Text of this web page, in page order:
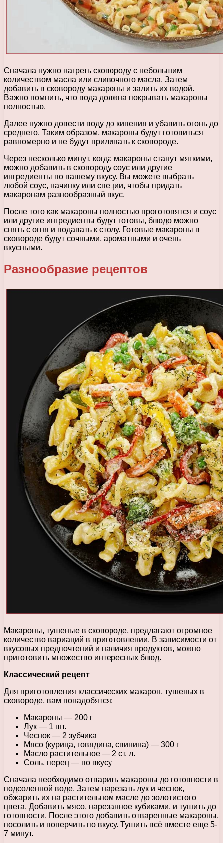
Сначала нужно нагреть сковороду с небольшим
количеством масла или сливочного масла. Затем
добавить в сковороду макароны и залить их водой.
Важно помнить, что вода должна покрывать макароны
полностью.
Далее нужно довести воду до кипения и убавить огонь до
среднего. Таким образом, макароны будут готовиться
равномерно и не будут прилипать к сковороде.
Через несколько минут, когда макароны станут мягкими,
можно добавить в сковороду соус или другие
ингредиенты по вашему вкусу. Вы можете выбрать
любой соус, начинку или специи, чтобы придать
макаронам разнообразный вкус.
После того как макароны полностью проготовятся и соус
или другие ингредиенты будут готовы, блюдо можно
снять с огня и подавать к столу. Готовые макароны в
сковороде будут сочными, ароматными и очень
вкусными.
Разнообразие рецептов
Макароны, тушеные в сковороде, предлагают огромное
количество вариаций в приготовлении. В зависимости от
вкусовых предпочтений и наличия продуктов, можно
приготовить множество интересных блюд.
Классический рецепт
Для приготовления классических макарон, тушеных в
сковороде, вам понадобятся:
Макароны — 200 г
Лук — 1 шт.
Чеснок — 2 зубчика
Мясо (курица, говядина, свинина) — 300 г
Масло растительное — 2 ст. л.
Соль, перец — по вкусу
Сначала необходимо отварить макароны до готовности в
подсоленной воде. Затем нарезать лук и чеснок,
обжарить их на растительном масле до золотистого
цвета. Добавить мясо, нарезанное кубиками, и тушить до
готовности. После этого добавить отваренные макароны,
посолить и поперчить по вкусу. Тушить всё вместе еще 5-
7 минут.